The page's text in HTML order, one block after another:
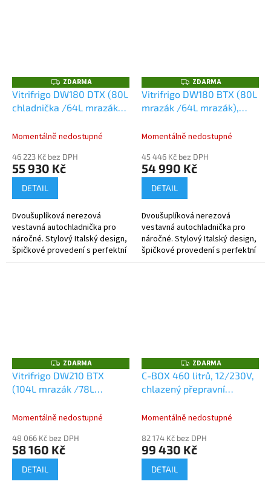
Z
D
A
R
ZDARMA
Vitrifrigo DW180 DTX (80L
chladnička /64L mrazák),
Momentálně nedostupné
46 223 Kč bez DPH
55 930 Kč
DETAIL
Dvoušuplíková nerezová
vestavná autochladnička pro
náročné. Stylový Italský design,
špičkové provedení s perfektní
funkčností a výkonem.
Z
D
A
R
ZDARMA
Vitrifrigo DW180 BTX (80L
mrazák /64L mrazák),
Momentálně nedostupné
45 446 Kč bez DPH
54 990 Kč
DETAIL
Dvoušuplíková nerezová
vestavná autochladnička pro
náročné. Stylový Italský design,
špičkové provedení s perfektní
funkčností a výkonem.
Z
D
A
R
ZDARMA
Vitrifrigo DW210 BTX
(104L mrazák /78L
Momentálně nedostupné
48 066 Kč bez DPH
58 160 Kč
DETAIL
Z
D
A
R
ZDARMA
C-BOX 460 litrů, 12/230V,
chlazený přepravní
Momentálně nedostupné
82 174 Kč bez DPH
99 430 Kč
DETAIL